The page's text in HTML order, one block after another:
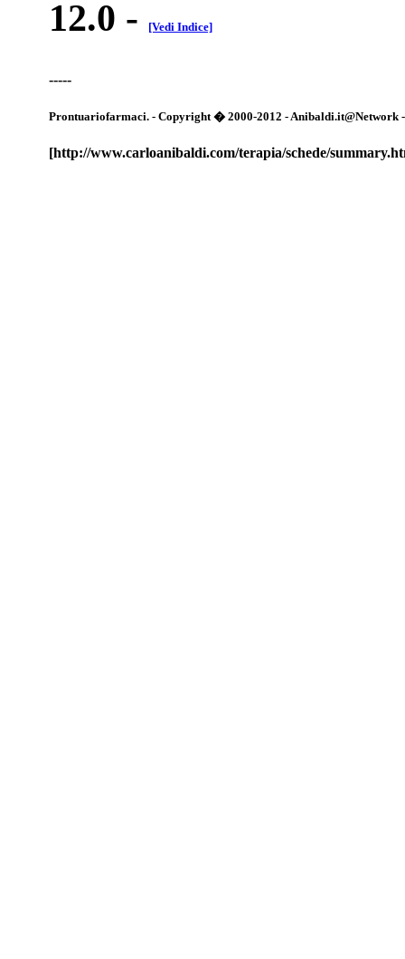
12.0 - [Vedi Indice]
-----
Prontuariofarmaci. - Copyright � 2000-2012 -
[http://www.carloanibaldi.com/terapia/schede/